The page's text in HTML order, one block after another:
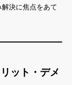
解決に焦点をあて
ット・デメ